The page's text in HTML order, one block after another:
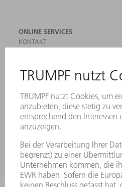
ONLINE SERVICES
KONTAKT
VERANSTALTUNGEN UND TERMINE
NEWSLETTER-ANMELDUNG
MYTRUMPF
SICHERHEITSDATENBLÄTTER
PRODUKTE
MASCHINEN & SYSTEME
LEISTUNGSELEKTRONIK
ELEKTROWERKZEUGE
SMART FACTORY
SOFTWARE
SERVICES